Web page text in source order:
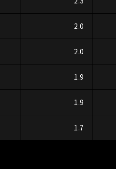
2.0
2.0
1.9
1.9
1.7